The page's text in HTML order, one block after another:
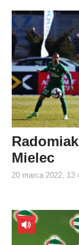
Mielec
20 marca 2022,